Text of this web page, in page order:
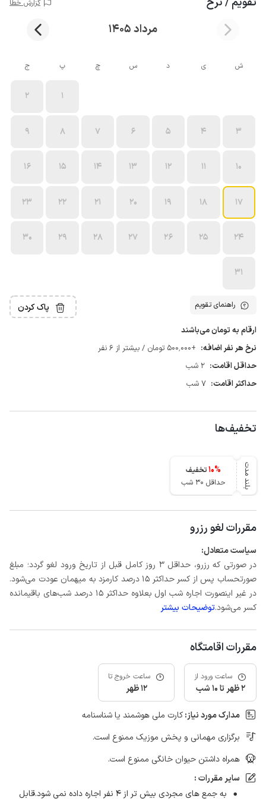
گزارش خطا
مرداد 1405
ش ی د س چ پ ج
1
2
3
4
5
6
7
8
9
10
11
12
13
14
15
16
17
18
19
20
21
22
23
24
25
26
27
28
29
30
31
راهنمای تقویم پاک کردن
ارقام به تومان می‌باشند
نرخ هر نفر اضافه: +500٬000 تومان / بیشتر از 6 نفر
حداقل اقامت: 2 شب
حداکثر اقامت: 7 شب
تخفیف‌ها
بلند مدت 10%
تخفیف
حداقل 30 شب
مقررات لغو رزرو
سیاست متعادل:
در صورتی که رزرو، حداقل 3 روز کامل قبل از تاریخ ورود لغو گردد؛ مبلغ
صورتحساب پس از کسر حداکثر 15 درصد کارمزد به میهمان عودت می‌شود.
در غیر اینصورت اجاره شب اول بعلاوه حداکثر 15 درصد شب‌های باقیمانده
کسر می‌شود.توضیحات بیشتر
مقررات اقامتگاه
ساعت ورود از
2 ظهر تا 10 شب
ساعت خروج تا
12 ظهر
مدارک مورد نیاز:کارت ملی هوشمند یا شناسنامه
برگزاری مهمانی و پخش موزیک ممنوع است.
همراه داشتن حیوان خانگی ممنوع است.
سایر مقررات :
به جمع های مجردی بیش تر از ۴ نفر اجاره داده نمی شود.قابل